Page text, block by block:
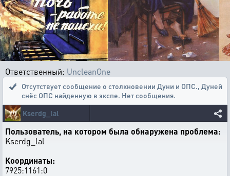
Ответственный: UncleanOne
Отсутствует сообщение о столкновении Дуни и ОПС., Дуней
снёс ОПС найденную в экспе. Нет сообщения.
Kserdg_lal
Пользователь, на котором была обнаружена проблема:
Kserdg_lal
Координаты:
7925:1161:0